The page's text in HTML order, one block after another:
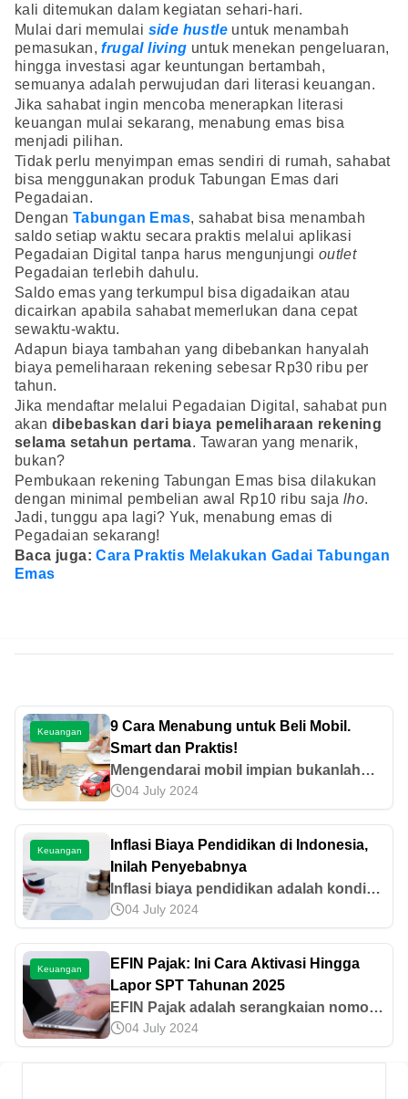
kali ditemukan dalam kegiatan sehari-hari.
Mulai dari memulai side hustle untuk menambah
pemasukan,frugal living untuk menekan pengeluaran,
hingga investasi agar keuntungan bertambah,
semuanya adalah perwujudan dari literasi keuangan.
Jika sahabat ingin mencoba menerapkan literasi
keuangan mulai sekarang, menabung emas bisa
menjadi pilihan.
Tidak perlu menyimpan emas sendiri di rumah, sahabat
bisa menggunakan produk Tabungan Emas dari
Pegadaian.
Dengan Tabungan Emas, sahabat bisa menambah
saldo setiap waktu secara praktis melalui aplikasi
Pegadaian Digital tanpa harus mengunjungi outlet
Pegadaian terlebih dahulu.
Saldo emas yang terkumpul bisa digadaikan atau
dicairkan apabila sahabat memerlukan dana cepat
sewaktu-waktu.
Adapun biaya tambahan yang dibebankan hanyalah
biaya pemeliharaan rekening sebesar Rp30 ribu per
tahun.
Jika mendaftar melalui Pegadaian Digital, sahabat pun
akan dibebaskan dari biaya pemeliharaan rekening
selama setahun pertama. Tawaran yang menarik,
bukan?
Pembukaan rekening Tabungan Emas bisa dilakukan
dengan minimal pembelian awal Rp10 ribu saja lho.
Jadi, tunggu apa lagi? Yuk, menabung emas di
Pegadaian sekarang!
Baca juga:Cara Praktis Melakukan Gadai Tabungan
Emas
Keuangan
9 Cara Menabung untuk Beli Mobil.
Smart dan Praktis!
Mengendarai mobil impian bukanlah
sekedar mimpi. Inilah cara menabung
untuk beli mobil impian dengan
memanfaatkan gaji bulanan dan
investasi emas!
04 July 2024
Keuangan
Inflasi Biaya Pendidikan di Indonesia,
Inilah Penyebabnya
Inflasi biaya pendidikan adalah kondisi
saat biaya sekolah naik dari waktu ke
waktu. Lantas, apa penyebabnya? Yuk
simak informasinya di sini!
04 July 2024
Keuangan
EFIN Pajak: Ini Cara Aktivasi Hingga
Lapor SPT Tahunan 2025
EFIN Pajak adalah serangkaian nomor
identitas yang diberikan oleh DJP
untuk melakukan transaksi terkait
04 July 2024